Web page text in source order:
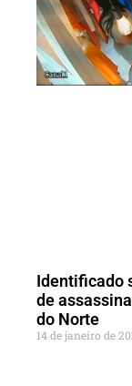
Identificado
de
do Norte
14 de janeiro de